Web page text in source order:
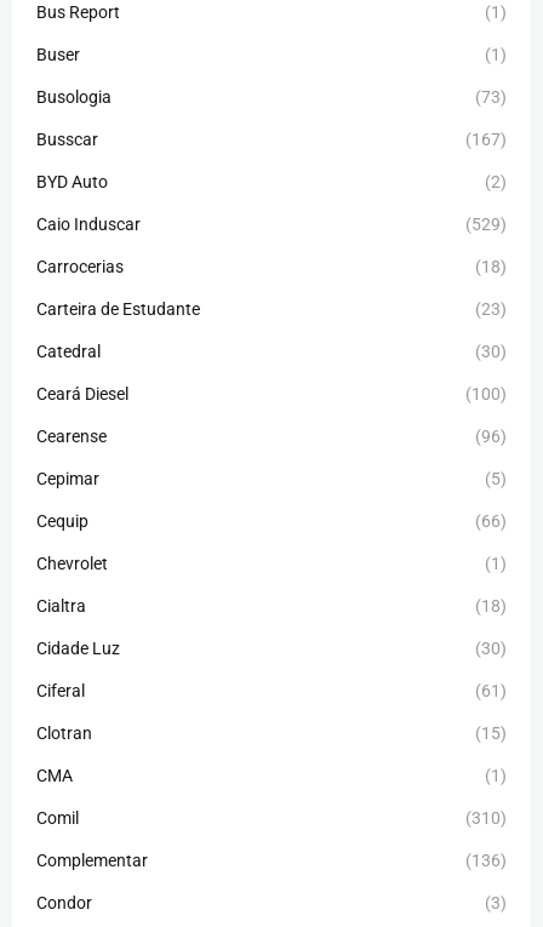
Bus Report (1)
Buser (1)
Busologia (73)
Busscar (167)
BYD Auto (2)
Caio Induscar (529)
Carrocerias (18)
Carteira de Estudante (23)
Catedral (30)
Ceará Diesel (100)
Cearense (96)
Cepimar (5)
Cequip (66)
Chevrolet (1)
Cialtra (18)
Cidade Luz (30)
Ciferal (61)
Clotran (15)
CMA (1)
Comil (310)
Complementar (136)
Condor (3)